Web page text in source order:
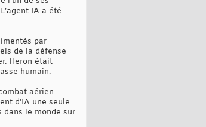
IA a été
par
de la défense
Heron était
humain.
aérien
d’IA une seule
dans le monde sur